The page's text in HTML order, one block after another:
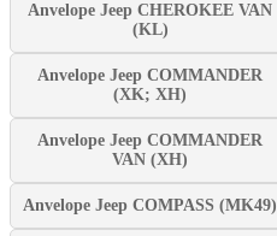
Anvelope Jeep CHEROKEE VAN
(KL)
Anvelope Jeep COMMANDER
(XK; XH)
Anvelope Jeep COMMANDER
VAN (XH)
Anvelope Jeep COMPASS (MK49)